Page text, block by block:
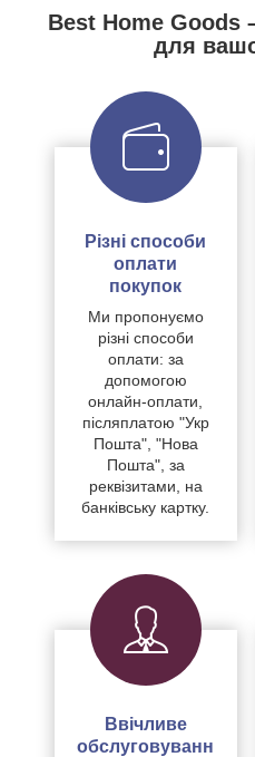
Best Home Goods
для
Різні способи
оплати
покупок
Ми пропонуємо
різні способи
оплати: за
допомогою
онлайн-оплати,
післяплатою "Укр
Пошта", "Нова
Пошта", за
реквізитами, на
банківську картку.
Ввічливе
обслуговуванн